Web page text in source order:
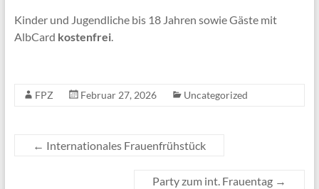
Kinder und Jugendliche bis 18 Jahren sowie Gäste mit
AlbCard kostenfrei.
FPZ Februar 27, 2026 Uncategorized
← Internationales Frauenfrühstück
Party zum int. Frauentag →